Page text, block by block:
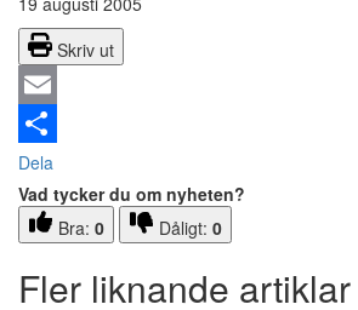
Skriv ut
Email
Dela
Vad tycker du om nyheten?
Bra: 0 Dåligt: 0
Fler liknande artiklar